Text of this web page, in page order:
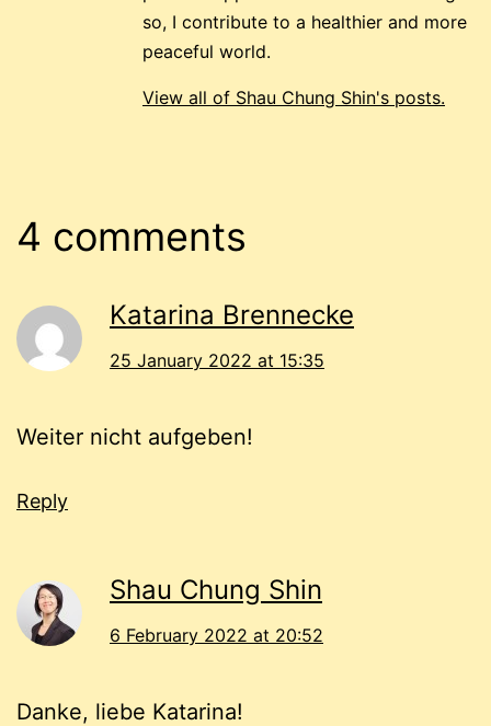
so, I contribute to a healthier and more
peaceful world.
View all of Shau Chung Shin's posts.
4 comments
Katarina Brennecke
25 January 2022 at 15:35
Weiter nicht aufgeben!
Reply
Shau Chung Shin
6 February 2022 at 20:52
Danke, liebe Katarina!